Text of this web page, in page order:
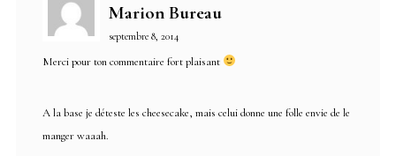
Marion Bureau
septembre 8, 2014
Merci pour ton commentaire fort plaisant
A la base je déteste les cheesecake, mais celui donne une folle envie de le
manger waaah.